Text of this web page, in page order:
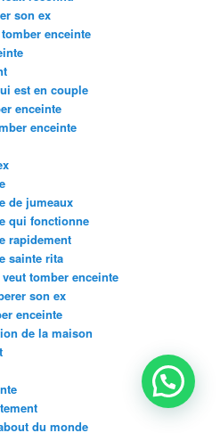
son ex
enceinte
est en couple
enceinte
enceinte
de jumeaux
qui fonctionne
rapidement
sainte rita
tomber enceinte
son ex
enceinte
de la maison
du monde